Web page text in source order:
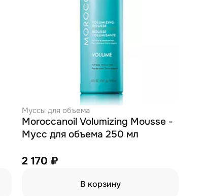
Муссы для объема
Moroccanoil Volumizing Mousse -
Мусс для объема 250 мл
2 170 ₽
В корзину